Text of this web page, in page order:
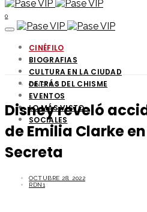
0
CINÉFILO
BIOGRAFIAS
CULTURA EN LA CIUDAD
DETRÁS DEL CHISME
EVENTOS
LO MÁS VISTO
SOCIALES
CINÉFILO
Disney reveló
de Emilia Clarke
Secreta
OCTUBRE 28, 2022
RDN1